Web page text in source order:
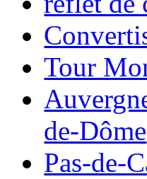
Tour
de-Dôme
Pas-de-